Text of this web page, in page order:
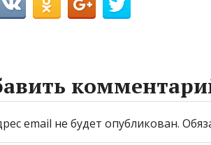
email не будет опубликован.